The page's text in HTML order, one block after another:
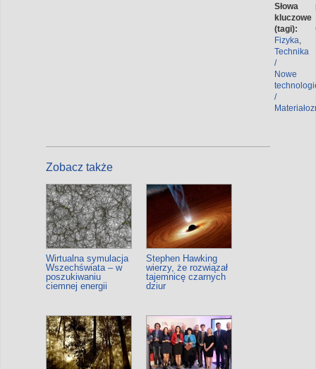
Słowa
kluczowe
(tagi):
Fizyka
Technika
/
Nowe
/
Zobacz także
Wirtualna symulacja
Wszechświata – w
poszukiwaniu
ciemnej energii
Stephen Hawking
wierzy, że rozwiązał
tajemnicę czarnych
dziur